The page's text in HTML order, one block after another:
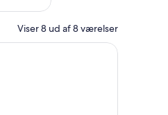
Viser 8 ud af 8 værelser
med en stor seng, fjernsyn,